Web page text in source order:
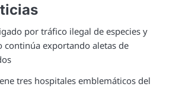
por tráfico ilegal de especies y
continúa exportando aletas de
tres hospitales emblemáticos del